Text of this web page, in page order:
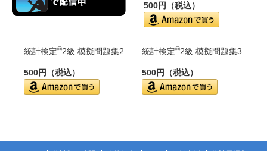
500円（税込）
統計検定®2級 模擬問題集2
500円（税込）
統計検定®2級 模擬問題集3
500円（税込）